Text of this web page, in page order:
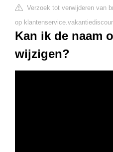
Verzoek tot verwijderen van
op
Kan ik de naam
wijzigen?